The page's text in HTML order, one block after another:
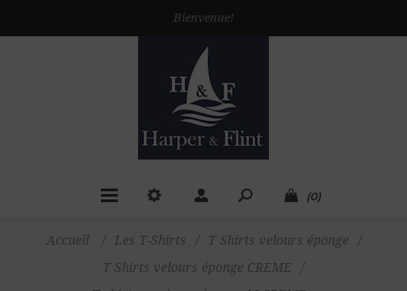
Bienvenue!
(0)
Accueil / Les T-Shirts / T Shirts velours éponge
/
T Shirts velours éponge CREME
/